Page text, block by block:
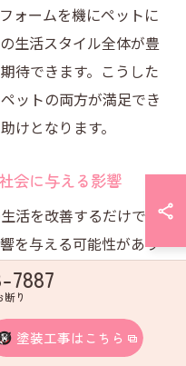
ォームを機にペットに
生活スタイル全体が豊
待できます。こうした
ットの両方が満足でき
けとなります。
会に与える影響
活を改善するだけでな
を与える可能性があり
ットとの共生は精神的
ています。リフォーム
させることで、飼い主
が実現でき、ひいては
7887
り
塗装工事はこちら